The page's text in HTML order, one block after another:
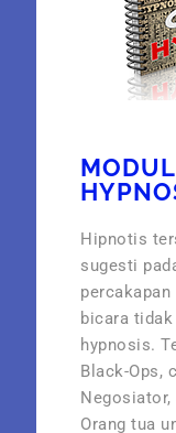
Hipnotis
sugesti
bicara
hypnosis.
Black-Ops,
Negosiator,
Orang tua